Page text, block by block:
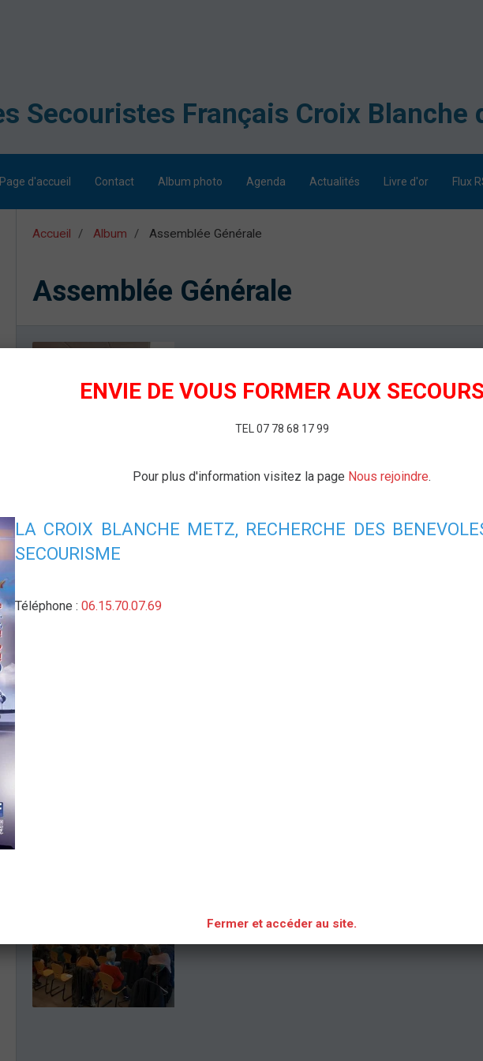
Page d'accueil Contact Album photo Agenda Actualités Livre d'or Flux
Accueil Album Assemblée Générale
Assemblée Générale
AG 2018
AG Croix Blanche 2018
ENVIE DE VOUS FORMER AUX SECOURS
TEL 07 78 68 17 99
Pour plus d'information visitez la page Nous rejoindre.
LA CROIX BLANCHE METZ, RECHERCHE DES
SECOURISME
Téléphone : 06.15.70.07.69
Fermer et accéder au site.